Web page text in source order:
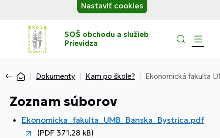
Nastaviť cookies
SOŠ obchodu a služieb
Prievidza
Dokumenty Kam po škole? Ekonomická fakulta
Zoznam súborov
Ekonomicka_fakulta_UMB_Banska_Bystrica.pdf
(PDF 371,28 kB)